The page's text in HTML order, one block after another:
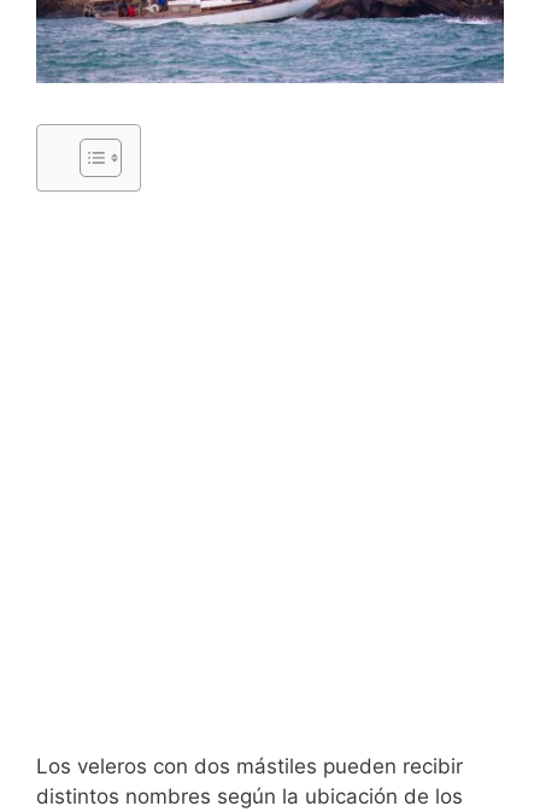
Los veleros con dos mástiles pueden recibir
distintos nombres según la ubicación de los